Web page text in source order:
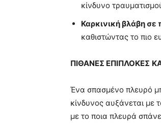
κίνδυνο
Καρκινική βλάβη σε
καθιστώντας το πιο
ΠΙΘΑΝΕΣ ΕΠΙΠΛΟΚΕΣ
Ένα σπασμένο πλευρό
κίνδυνος αυξάνεται με
με το ποια πλευρά